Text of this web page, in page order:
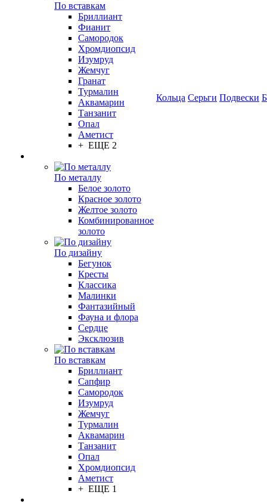
По вставкам
Бриллиант
Фианит
Самородок
Хромдиопсид
Изумруд
Жемчуг
Гранат
Турмалин
Аквамарин
Танзанит
Опал
Аметист
+ ЕЩЕ 2
По металлу
Белое золото
Красное золото
Желтое золото
Комбинированное
золото
По дизайну
Бегунок
Кресты
Классика
Малинки
Фантазийный
Фауна и флора
Сердце
Эксклюзив
По вставкам
Бриллиант
Сапфир
Самородок
Изумруд
Жемчуг
Турмалин
Аквамарин
Танзанит
Опал
Хромдиопсид
Аметист
+ ЕЩЕ 1
Кольца Серьги Подвески